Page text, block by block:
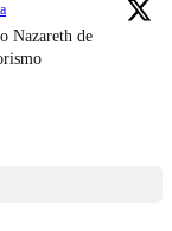
Nazareth de